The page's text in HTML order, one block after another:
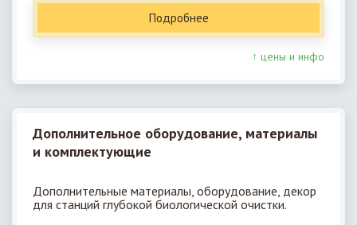
Подробнее
↑ цены и инфо
Дополнительное оборудование, материалы
и комплектующие
Дополнительные материалы, оборудование, декор
для станций глубокой биологической очистки.